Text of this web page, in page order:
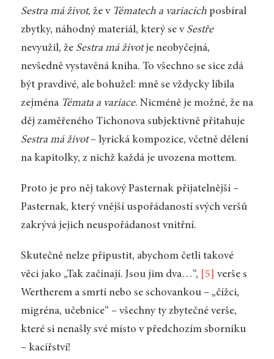
Sestra má život, že v Tématech a variacíchposbíral
zbytky, náhodný materiál, který se v Sestře
nevyužil, že Sestra má životje neobyčejná,
nevšedně vystavěná kniha. To všechno se sice zdá
být pravdivé, ale bohužel: mně se vždycky líbila
zejména Témata a variace. Nicméně je možné, že na
děj zaměřeného Tichonova subjektivně přitahuje
Sestra má život– lyrická kompozice, včetně dělení
na kapitolky, z nichž každá je uvozena mottem.
Proto je pro něj takový Pasternak přijatelnější –
Pasternak, který vnější uspořádaností svých veršů
zakrývá jejich neuspořádanost vnitřní.
Skutečně nelze připustit, abychom četli takové
věci jako „Tak začínají. Jsou jim dva…“,
[5]
verše s
Wertherem a smrtí nebo se schovankou – „čížci,
migréna, učebnice“ – všechny ty zbytečné verše,
které si nenašly své místo v předchozím sborníku
– kacířství!